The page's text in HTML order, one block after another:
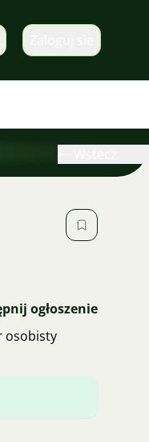
ogłoszenie
osobisty